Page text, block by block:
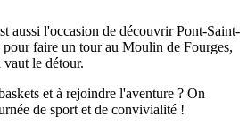
aussi l'occasion de découvrir Pont-Saint-
faire un tour au Moulin de Fourges,
le détour.
et à rejoindre l'aventure ? On
de sport et de convivialité !